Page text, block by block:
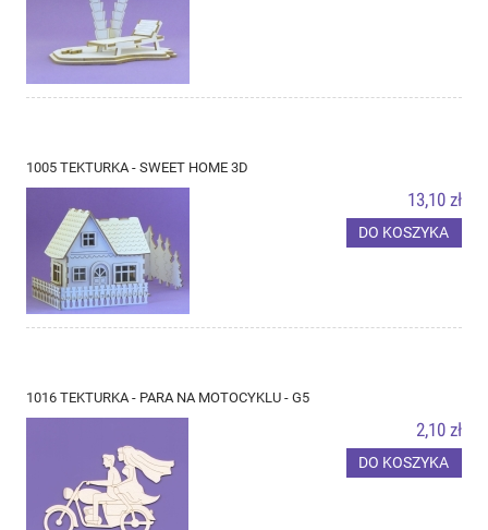
1005 TEKTURKA - SWEET HOME 3D
13,10 zł
DO KOSZYKA
1016 TEKTURKA - PARA NA MOTOCYKLU - G5
2,10 zł
DO KOSZYKA